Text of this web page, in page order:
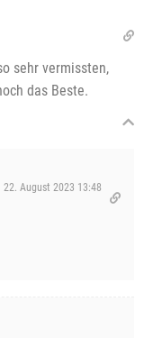
sehr vermissten,
das Beste.
22. August 2023 13:48